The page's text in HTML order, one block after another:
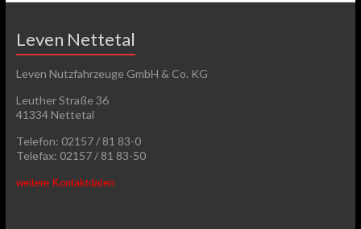
Leven Nettetal
Leven Nutzfahrzeuge GmbH & Co. KG
Leuther Straße 36
41334 Nettetal
Telefon: 02157 / 81 83-0
Telefax: 02157 / 81 83-50
weitere Kontaktdaten